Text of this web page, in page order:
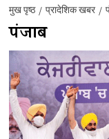
मुख पृष्ठ प्रादेशिक खबर
पंजाब